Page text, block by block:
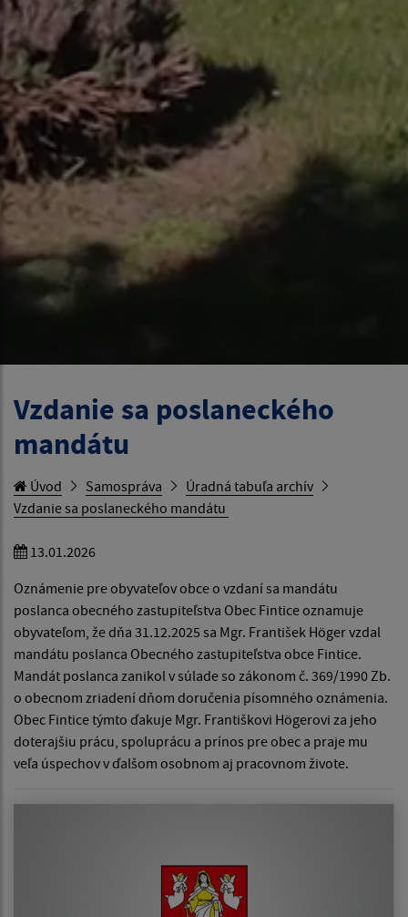
Vzdanie sa poslaneckého
mandátu
Úvod Samospráva
Úradná tabuľa archív
Vzdanie sa poslaneckého mandátu
13.01.2026
Oznámenie pre obyvateľov obce o vzdaní sa mandátu
poslanca obecného zastupiteľstva Obec Fintice oznamuje
obyvateľom, že dňa 31.12.2025 sa Mgr. František Höger vzdal
mandátu poslanca Obecného zastupiteľstva obce Fintice.
Mandát poslanca zanikol v súlade so zákonom č. 369/1990 Zb.
o obecnom zriadení dňom doručenia písomného oznámenia.
Obec Fintice týmto ďakuje Mgr. Františkovi Högerovi za jeho
doterajšiu prácu, spoluprácu a prínos pre obec a praje mu
veľa úspechov v ďalšom osobnom aj pracovnom živote.